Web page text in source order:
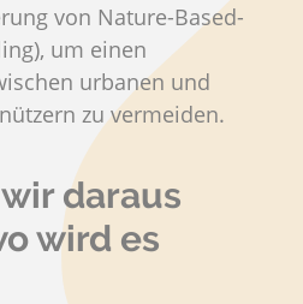
von Nature-Based-
um einen
urbanen und
zu vermeiden.
daraus
wird es